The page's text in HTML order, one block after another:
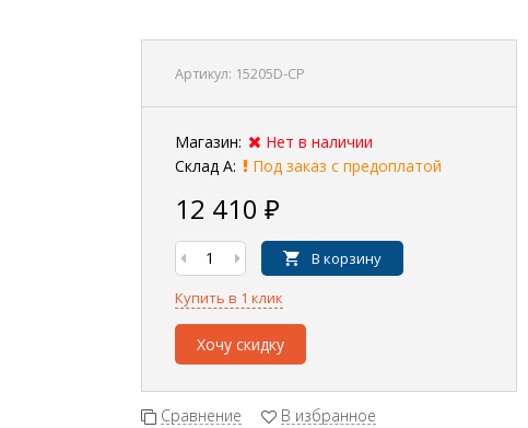
Артикул: 15205D-CP
Магазин:
Нет в наличии
Склад А:
Под заказ с предоплатой
12 410 ₽
В корзину
Купить в 1 клик
Хочу скидку
Сравнение В избранное